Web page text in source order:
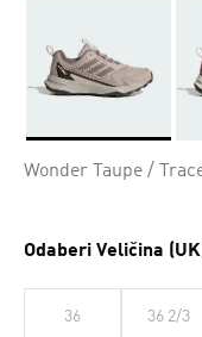
Wonder Taupe /
Odaberi Veličina (UK)
36 36 2/3